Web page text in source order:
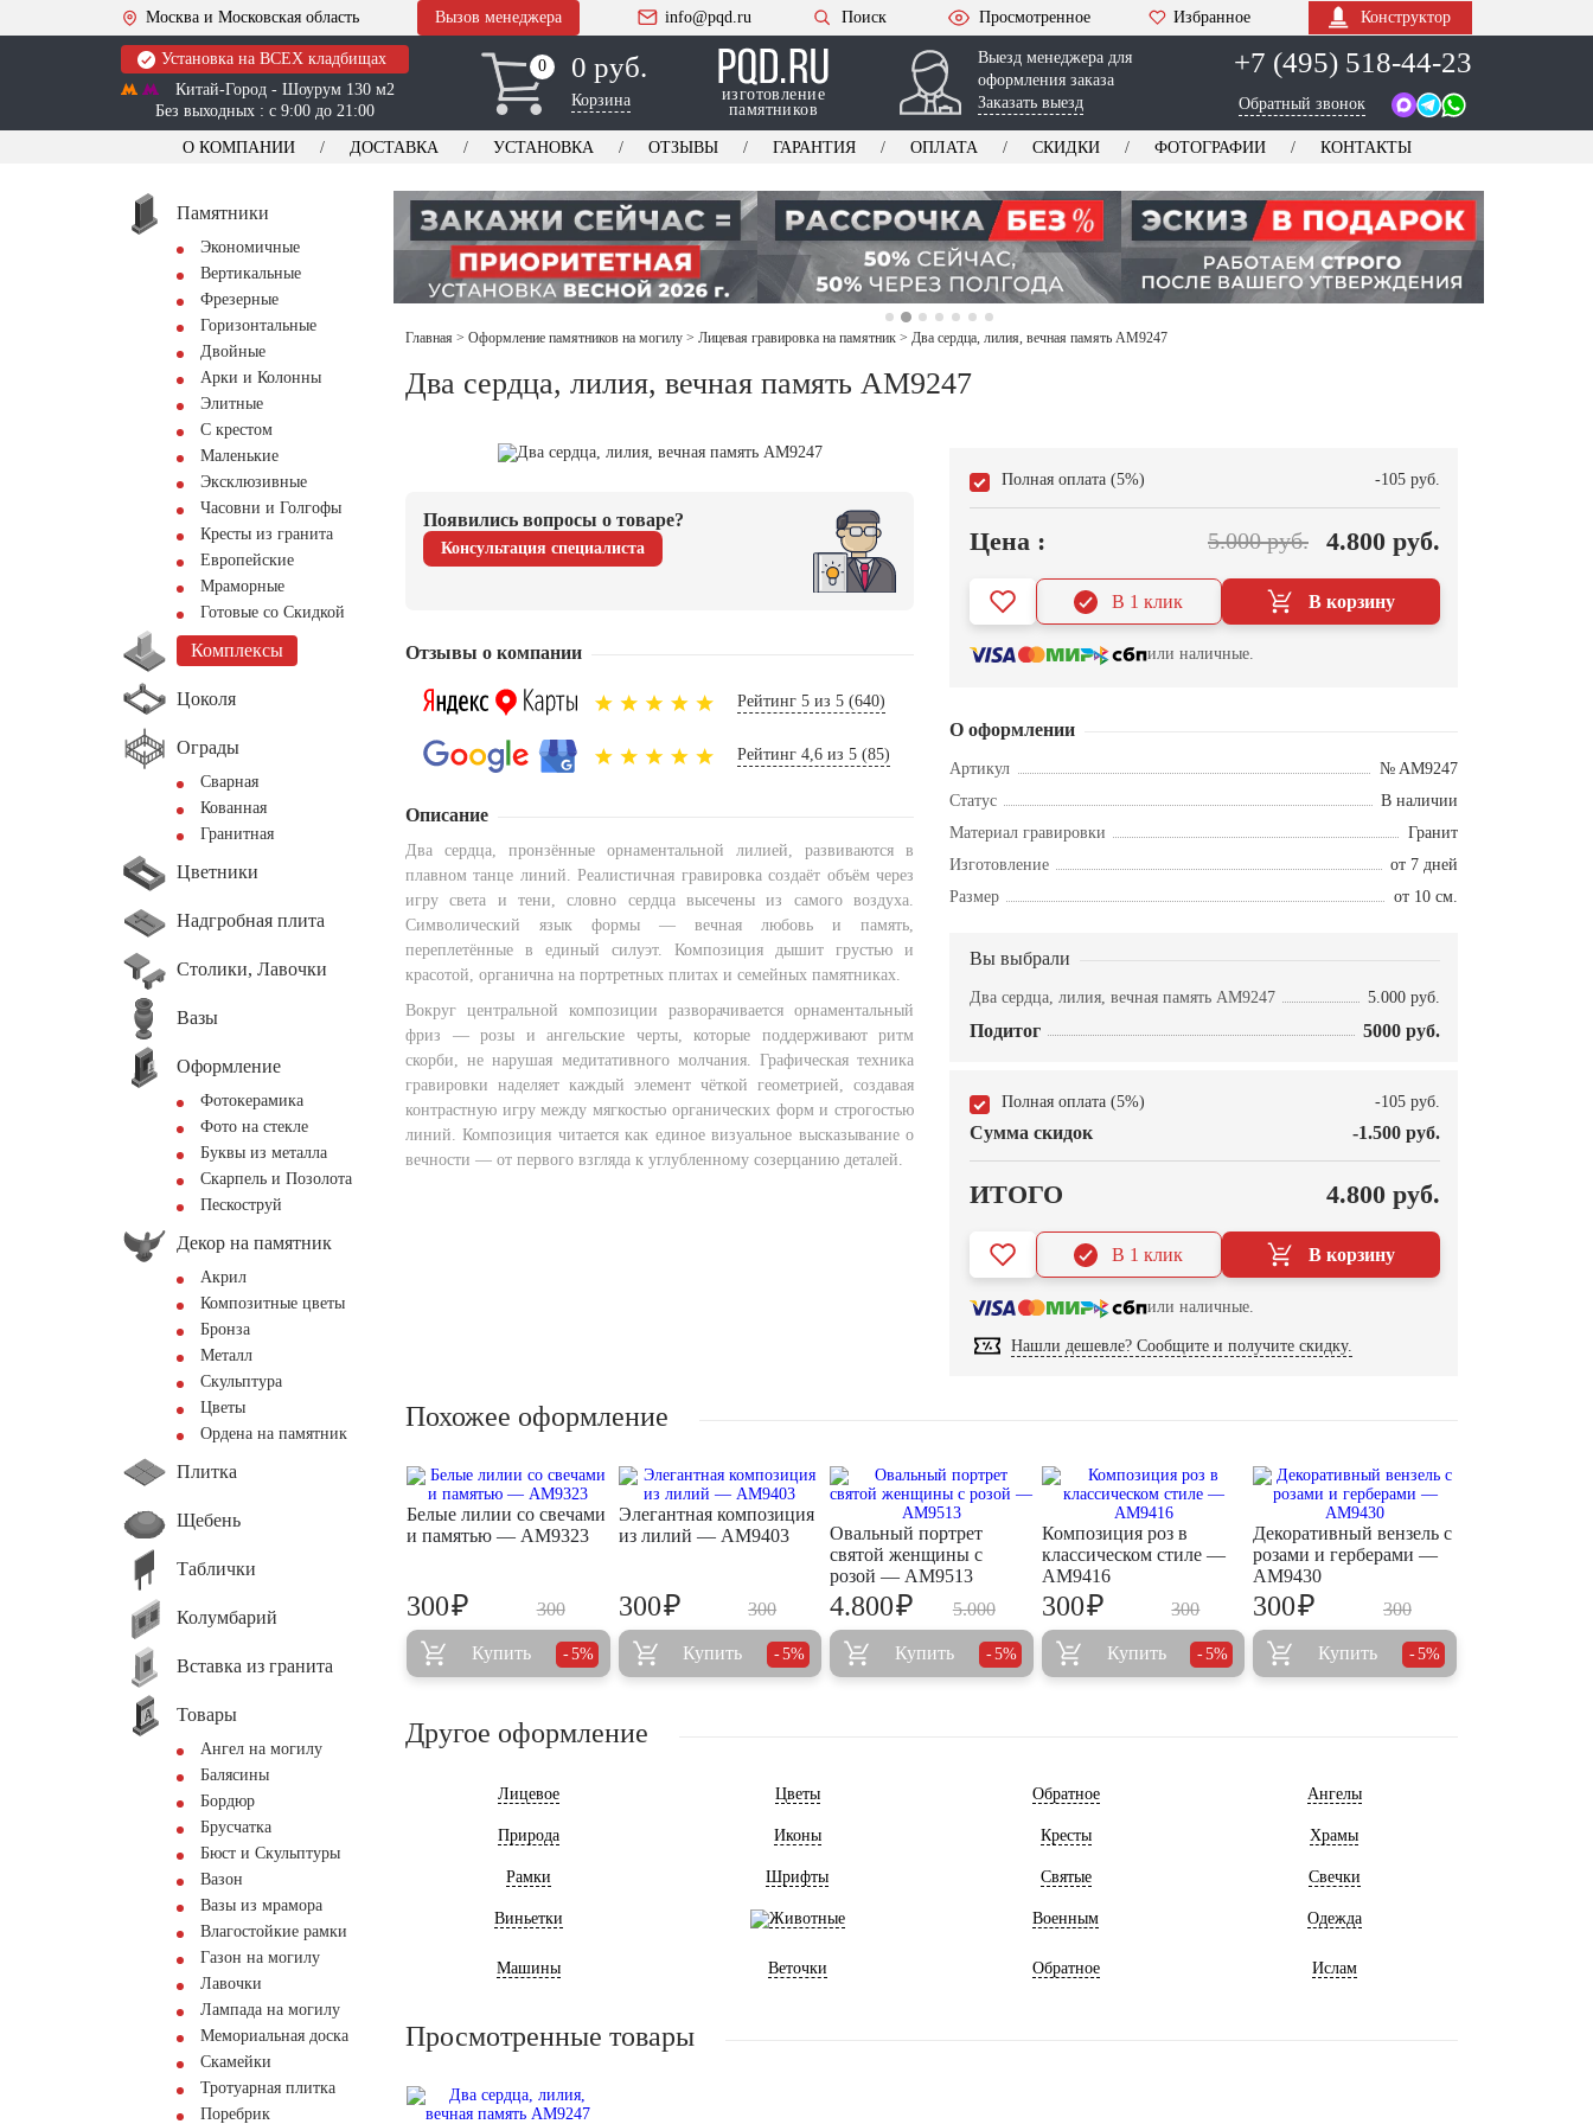
Москва и Московская область Вызов менеджера info@pqd.ru Поиск Просмотренное Избранное Конструктор
Установка на ВСЕХ кладбищах
Китай-Город - Шоурум 130 м2
Без выходных : с 9:00 до 21:00
0
0 0 руб.
Корзина
изготовление
памятников
Выезд менеджера для
оформления заказа
Заказать выезд
+7 (495) 518-44-23
Обратный звонок
О КОМПАНИИ ДОСТАВКА УСТАНОВКА ОТЗЫВЫ ГАРАНТИЯ ОПЛАТА СКИДКИ ФОТОГРАФИИ КОНТАКТЫ
Памятники
Экономичные
Вертикальные
Фрезерные
Горизонтальные
Двойные
Арки и Колонны
Элитные
С крестом
Маленькие
Эксклюзивные
Часовни и Голгофы
Кресты из гранита
Европейские
Мраморные
Готовые со Скидкой
Комплексы
Цоколя
Ограды
Сварная
Кованная
Гранитная
Цветники
Надгробная плита
Столики, Лавочки
Вазы
Оформление
Фотокерамика
Фото на стекле
Буквы из металла
Скарпель и Позолота
Пескоструй
Декор на памятник
Акрил
Композитные цветы
Бронза
Металл
Скульптура
Цветы
Ордена на памятник
Плитка
Щебень
Таблички
Колумбарий
Вставка из гранита
Товары
Ангел на могилу
Балясины
Бордюр
Брусчатка
Бюст и Скульптуры
Вазон
Вазы из мрамора
Влагостойкие рамки
Газон на могилу
Лавочки
Лампада на могилу
Мемориальная доска
Скамейки
Тротуарная плитка
Поребрик
Главная > Оформление памятников на могилу > Лицевая гравировка на памятник > Два сердца, лилия, вечная память AM9247
Два сердца, лилия, вечная память AM9247
Появились вопросы о товаре?
Консультация специалиста
Отзывы о компании
Рейтинг 5 из 5 (640)
Рейтинг 4,6 из 5 (85)
Описание
Два сердца, пронзённые орнаментальной лилией, развиваются в
плавном танце линий. Реалистичная гравировка создаёт объём через
игру света и тени, словно сердца высечены из самого воздуха.
Символический язык формы — вечная любовь и память,
переплетённые в единый силуэт. Композиция дышит грустью и
красотой, органична на портретных плитах и семейных памятниках.
Вокруг центральной композиции разворачивается орнаментальный
фриз — розы и ангельские черты, которые поддерживают ритм
скорби, не нарушая медитативного молчания. Графическая техника
гравировки наделяет каждый элемент чёткой геометрией, создавая
контрастную игру между мягкостью органических форм и строгостью
линий. Композиция читается как единое визуальное высказывание о
вечности — от первого взгляда к углубленному созерцанию деталей.
Полная оплата (5%) -105 руб.
Цена : 5.000 руб. 4.800 руб.
В корзину
В 1 клик
или наличные.
О оформлении
Артикул
№ AM9247
Статус
В наличии
Материал гравировки
Гранит
Изготовление
от 7 дней
Размер
от 10 см.
Вы выбрали
Два сердца, лилия, вечная память AM9247 5.000 руб.
Подитог 5000 руб.
Полная оплата (5%) -105 руб.
Сумма скидок -1.500 руб.
ИТОГО 4.800 руб.
В корзину
В 1 клик
или наличные.
Нашли дешевле? Сообщите и получите скидку.
Похожее оформление
Белые лилии со свечами
и памятью — AM9323
300
300₽
Купить 5%
Элегантная композиция
из лилий — AM9403
300
300₽
Купить 5%
Овальный портрет
святой женщины с
розой — AM9513
5.000
4.800₽
Купить 5%
Композиция роз в
классическом стиле —
AM9416
300
300₽
Купить 5%
Декоративный вензель с
розами и герберами —
AM9430
300
300₽
Купить 5%
Другое оформление
Лицевое Цветы Обратное Ангелы
Природа Иконы Кресты Храмы
Рамки Шрифты Святые Свечки
Виньетки Животные Военным Одежда
Машины Веточки Обратное Ислам
Просмотренные товары